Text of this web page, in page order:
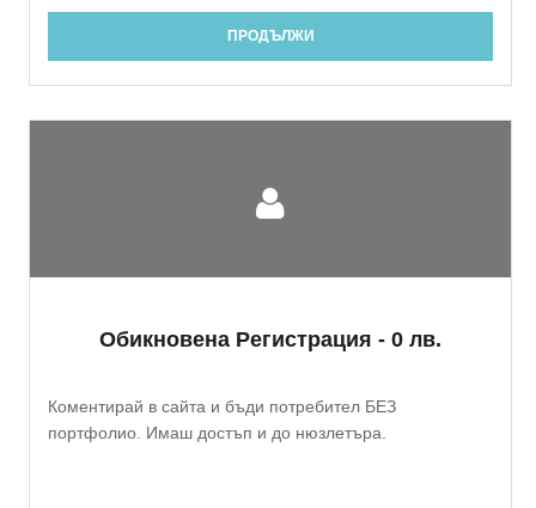
ПРОДЪЛЖИ
Обикновена Регистрация - 0 лв.
Коментирай в сайта и бъди потребител БЕЗ
портфолио. Имаш достъп и до нюзлетъра.